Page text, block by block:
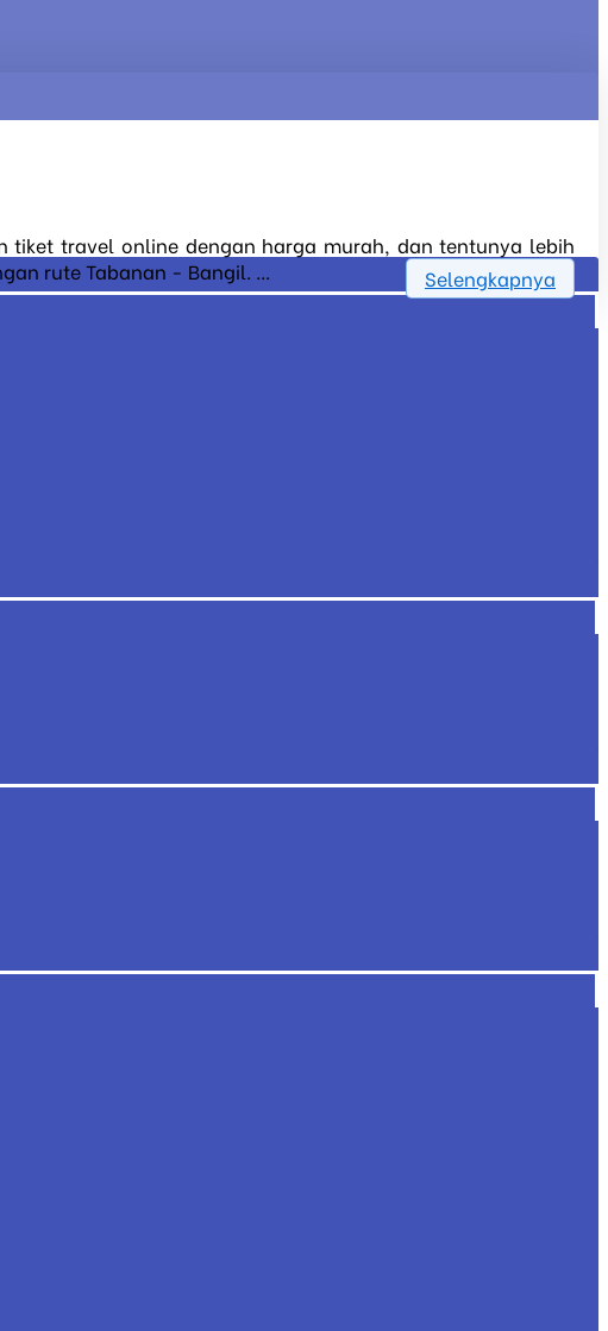
tiket travel online dengan harga murah, dan tentunya lebih
rute Tabanan - Bangil. ...
Selengkapnya